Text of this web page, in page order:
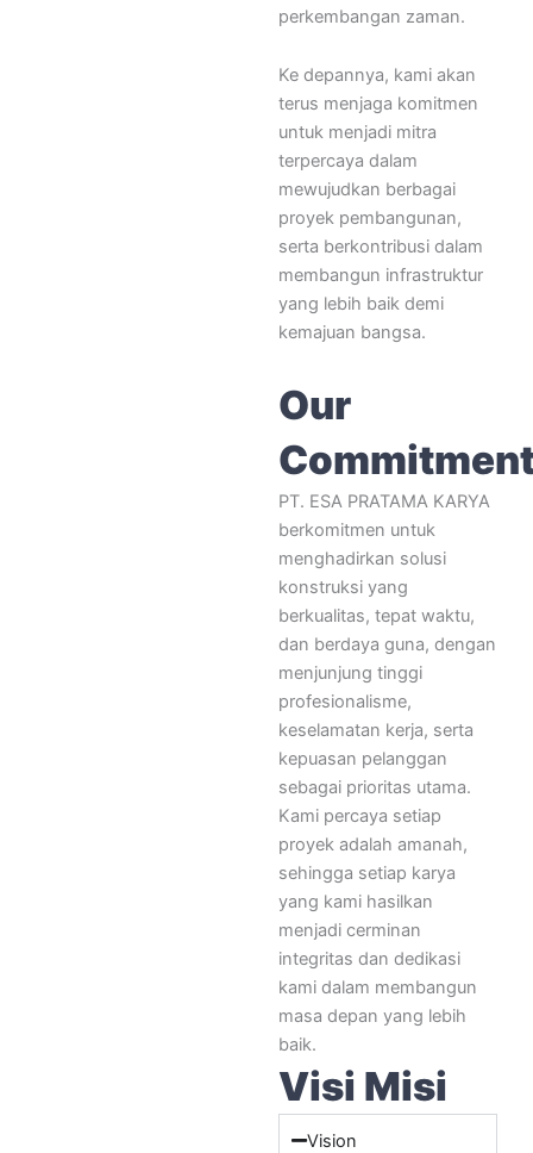
perkembangan zaman.
Ke depannya, kami akan
terus menjaga komitmen
untuk menjadi mitra
terpercaya dalam
mewujudkan berbagai
proyek pembangunan,
serta berkontribusi dalam
membangun infrastruktur
yang lebih baik demi
kemajuan bangsa.
Our
PT. ESA PRATAMA KARYA
berkomitmen untuk
menghadirkan solusi
konstruksi yang
berkualitas, tepat waktu,
dan berdaya guna, dengan
menjunjung tinggi
profesionalisme,
keselamatan kerja, serta
kepuasan pelanggan
sebagai prioritas utama.
Kami percaya setiap
proyek adalah amanah,
sehingga setiap karya
yang kami hasilkan
menjadi cerminan
integritas dan dedikasi
kami dalam membangun
masa depan yang lebih
baik.
Visi Misi
Vision